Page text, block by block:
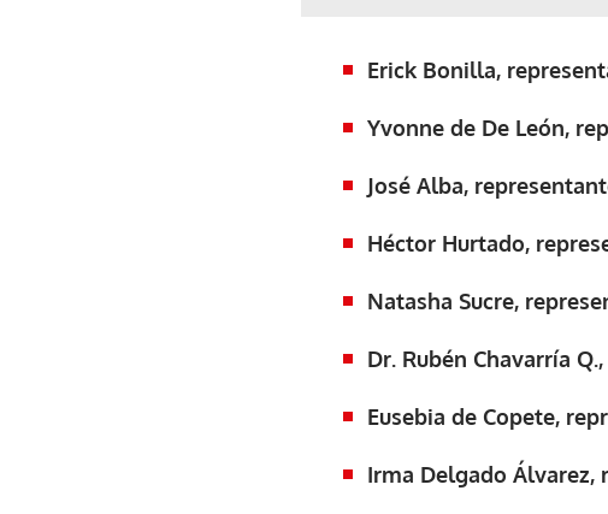
Erick Bonilla,
Yvonne de De León,
José Alba,
Héctor Hurtado,
Natasha Sucre,
Dr. Rubén Chavarría
Eusebia de Copete,
Irma Delgado Álvarez,